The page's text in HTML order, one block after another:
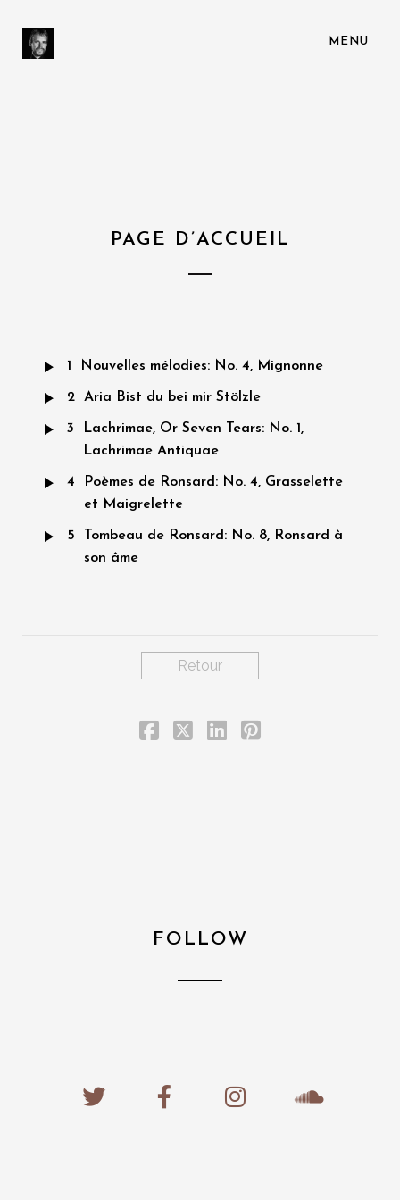
MENU
PAGE D’ACCUEIL
1 Nouvelles mélodies: No. 4, Mignonne
2 Aria Bist du bei mir Stölzle
3
Lachrimae, Or Seven Tears: No. 1,
Lachrimae Antiquae
4
Poèmes de Ronsard: No. 4, Grasselette
et Maigrelette
5
Tombeau de Ronsard: No. 8, Ronsard à
son âme
Retour
FOLLOW